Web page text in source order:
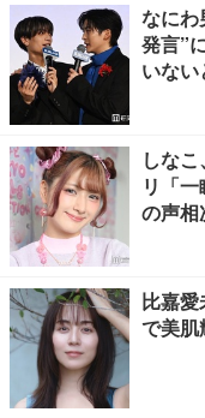
なにわ
発言”
いな
しな
リ「
の声相
比嘉
で美肌